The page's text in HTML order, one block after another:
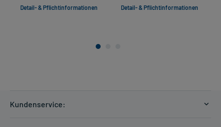
Detail- & Pflichtinformationen Detail- & Pflichtinformationen
Kundenservice: